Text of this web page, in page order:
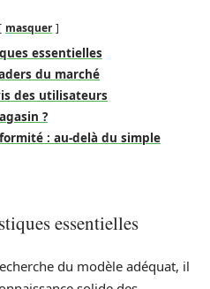
masquer
essentielles
du marché
des utilisateurs
?
: au‑delà du simple
essentielles
du modèle adéquat, il